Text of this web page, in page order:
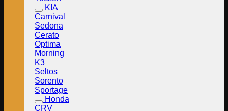
KIA
Carnival
Sedona
Cerato
Optima
Morning
K3
Seltos
Sorento
Sportage
Honda
CRV